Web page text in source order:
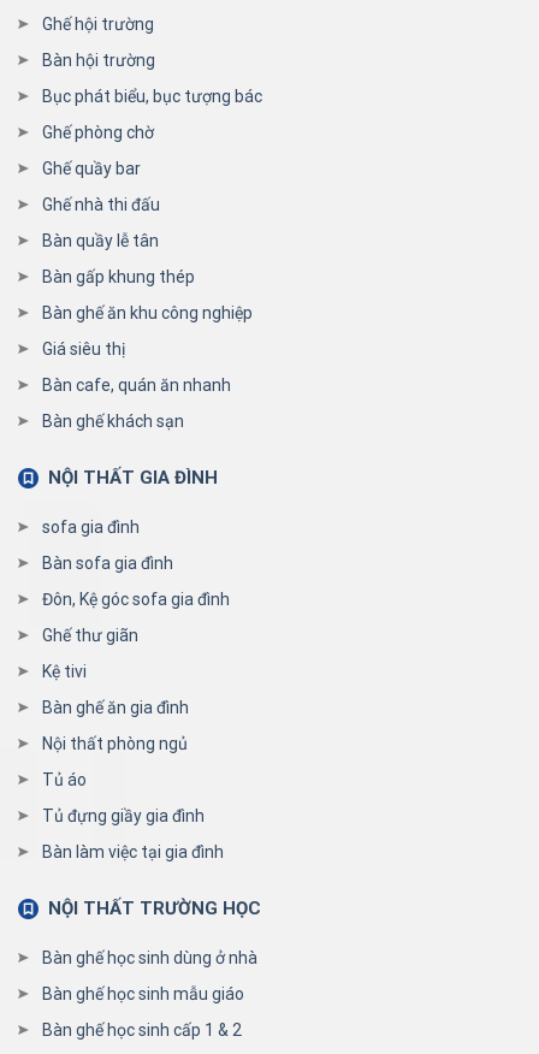
Ghế hội trường
Bàn hội trường
Bục phát biểu, bục tượng bác
Ghế phòng chờ
Ghế quầy bar
Ghế nhà thi đấu
Bàn quầy lễ tân
Bàn gấp khung thép
Bàn ghế ăn khu công nghiệp
Giá siêu thị
Bàn cafe, quán ăn nhanh
Bàn ghế khách sạn
NỘI THẤT GIA ĐÌNH
sofa gia đình
Bàn sofa gia đình
Đôn, Kệ góc sofa gia đình
Ghế thư giãn
Kệ tivi
Bàn ghế ăn gia đình
Nội thất phòng ngủ
Tủ áo
Tủ đựng giầy gia đình
Bàn làm việc tại gia đình
NỘI THẤT TRƯỜNG HỌC
Bàn ghế học sinh dùng ở nhà
Bàn ghế học sinh mẫu giáo
Bàn ghế học sinh cấp 1 & 2